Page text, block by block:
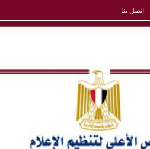
اتصل بنا